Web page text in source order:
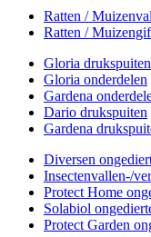
Ratten /
Ratten / Muizengif
Gloria drukspuiten
Gloria onderdelen
Gardena
Dario drukspuiten
Gardena
Diversen
Insectenvallen-/
Protect Home
Solabiol
Protect Garden